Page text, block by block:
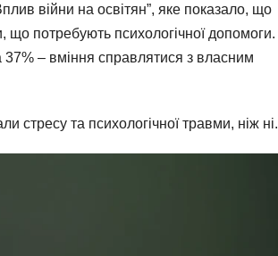
війни на освітян”, яке показало, що
що потребують психологічної допомоги.
37% – вміння справлятися з власним
стресу та психологічної травми, ніж ні.